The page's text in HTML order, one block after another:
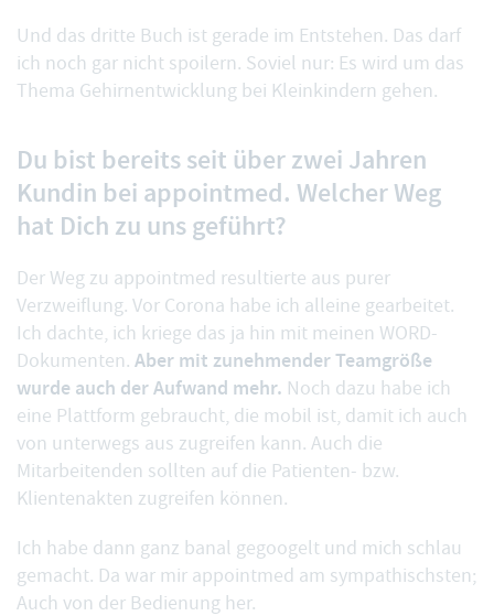
Und das dritte Buch ist gerade im Entstehen. Das darf
ich noch gar nicht spoilern. Soviel nur: Es wird um das
Thema Gehirnentwicklung bei Kleinkindern gehen.
Du bist bereits seit über zwei Jahren
Kundin bei appointmed. Welcher Weg
hat Dich zu uns geführt?
Der Weg zu appointmed resultierte aus purer
Verzweiflung. Vor Corona habe ich alleine gearbeitet.
Ich dachte, ich kriege das ja hin mit meinen WORD-
Dokumenten. Aber mit zunehmender Teamgröße
wurde auch der Aufwand mehr. Noch dazu habe ich
eine Plattform gebraucht, die mobil ist, damit ich auch
von unterwegs aus zugreifen kann. Auch die
Mitarbeitenden sollten auf die Patienten- bzw.
Klientenakten zugreifen können.
Ich habe dann ganz banal gegoogelt und mich schlau
gemacht. Da war mir appointmed am sympathischsten;
Auch von der Bedienung her.